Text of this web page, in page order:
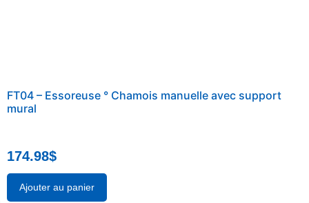
FT04 – Essoreuse ° Chamois manuelle avec support
mural
174.98$
Ajouter au panier